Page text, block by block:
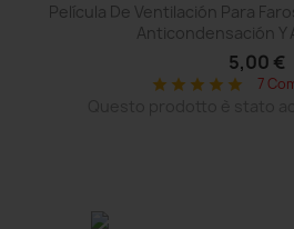
Película De Ventilación Para
Anticondensación Y
5,00 €
star star star star star 7